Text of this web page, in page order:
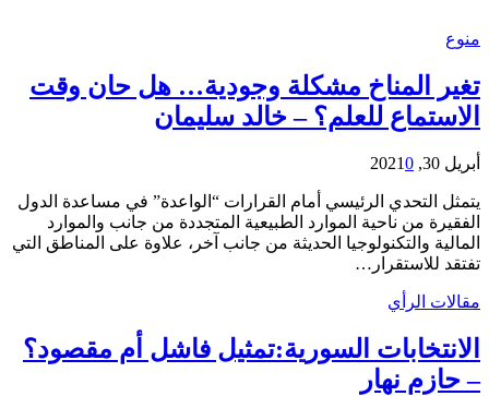
منوع
تغير المناخ مشكلة وجودية… هل حان وقت
الاستماع للعلم؟ – خالد سليمان
أبريل 30, 2021 0
يتمثل التحدي الرئيسي أمام القرارات “الواعدة” في مساعدة الدول
الفقيرة من ناحية الموارد الطبيعية المتجددة من جانب والموارد
المالية والتكنولوجيا الحديثة من جانب آخر، علاوة على المناطق التي
تفتقد للاستقرار…
مقالات الرأي
الانتخابات السورية:تمثيل فاشل أم مقصود؟
– حازم نهار